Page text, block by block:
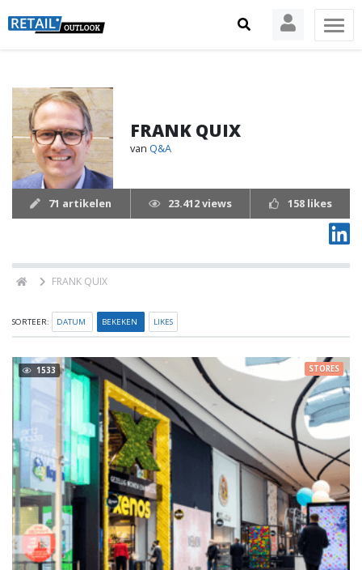
FRANK QUIX
van Q&A
71 artikelen 23.412 views 158 likes
FRANK QUIX
SORTEER: DATUM BEKEKEN LIKES
1533 STORES